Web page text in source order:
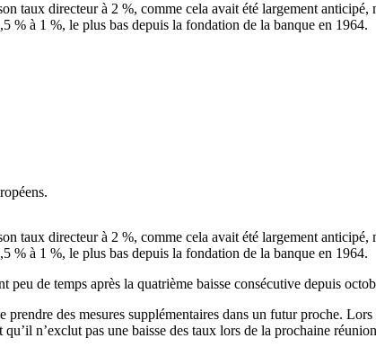
taux directeur à 2 %, comme cela avait été largement
% à 1 %, le plus bas depuis la fondation de la banque en 1964.
taux directeur à 2 %, comme cela avait été largement
% à 1 %, le plus bas depuis la fondation de la banque en 1964.
de temps après la quatrième baisse consécutive depuis
des mesures supplémentaires dans un futur proche.
n’exclut pas une baisse des taux lors de la prochaine